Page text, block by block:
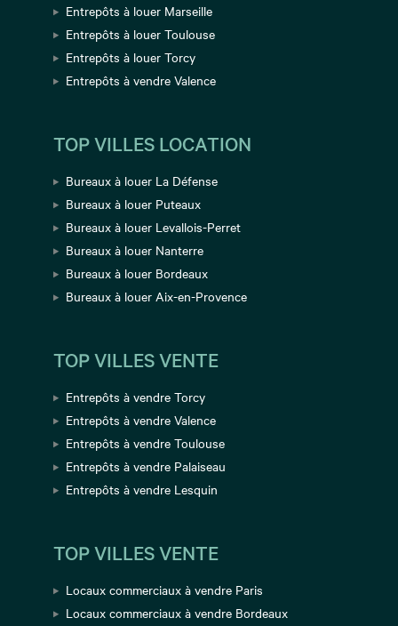
Entrepôts à louer Marseille
Entrepôts à louer Toulouse
Entrepôts à louer Torcy
Entrepôts à vendre Valence
TOP VILLES LOCATION
Bureaux à louer La Défense
Bureaux à louer Puteaux
Bureaux à louer Levallois-Perret
Bureaux à louer Nanterre
Bureaux à louer Bordeaux
Bureaux à louer Aix-en-Provence
TOP VILLES VENTE
Entrepôts à vendre Torcy
Entrepôts à vendre Valence
Entrepôts à vendre Toulouse
Entrepôts à vendre Palaiseau
Entrepôts à vendre Lesquin
TOP VILLES VENTE
Locaux commerciaux à vendre Paris
Locaux commerciaux à vendre Bordeaux